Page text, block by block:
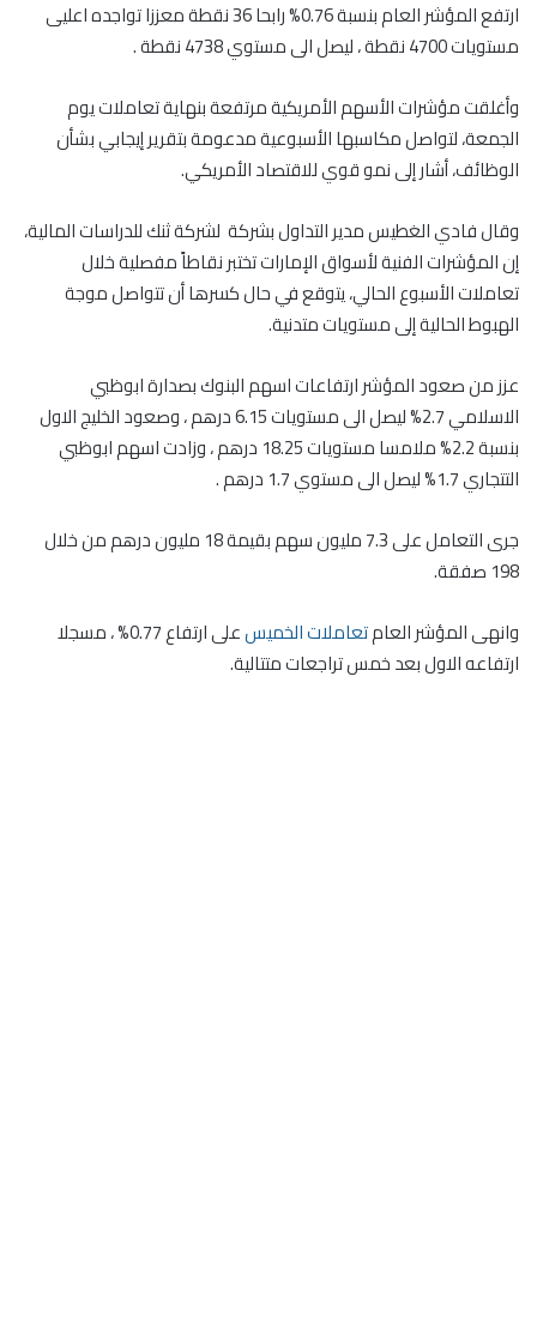
ارتفع المؤشر العام بنسبة 0.76% رابحا 36 نقطة معززا تواجده اعليى
مستويات 4700 نقطة ، ليصل الى مستوي 4738 نقطة .
وأغلقت مؤشرات الأسهم الأمريكية مرتفعة بنهاية تعاملات يوم
الجمعة، لتواصل مكاسبها الأسبوعية مدعومة بتقرير إيجابي بشأن
الوظائف، أشار إلى نمو قوي للاقتصاد الأمريكي.
وقال فادي الغطيس مدير التداول بشركة لشركة ثنك للدراسات المالية،
إن المؤشرات الفنية لأسواق الإمارات تختبر نقاطاً مفصلية خلال
تعاملات الأسبوع الحالي، يتوقع في حال كسرها أن تتواصل موجة
الهبوط الحالية إلى مستويات متدنية.
عزز من صعود المؤشر ارتفاعات اسهم البنوك بصدارة ابوظبي
الاسلامي 2.7% ليصل الى مستويات 6.15 درهم ، وصعود الخليج الاول
بنسبة 2.2% ملامسا مستويات 18.25 درهم ، وزادت اسهم ابوظبي
التتجاري 1.7% ليصل الى مستوي 1.7 درهم .
جرى التعامل على 7.3 مليون سهم بقيمة 18 مليون درهم من خلال
198 صفقة.
وانهى المؤشر العامتعاملات الخميس
على ارتفاع 0.77% ، مسجلا
ارتفاعه الاول بعد خمس تراجعات متتالية.